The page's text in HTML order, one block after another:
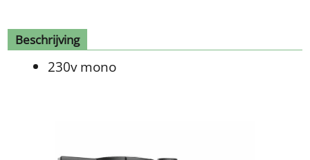
Beschrijving
230v mono